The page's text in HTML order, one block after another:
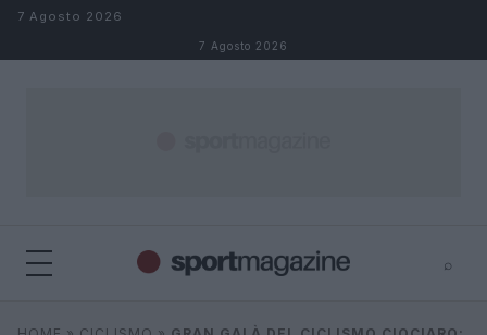
Salta al contenuto
7 Agosto 2026
7 Agosto 2026
⌕
⌕ ×